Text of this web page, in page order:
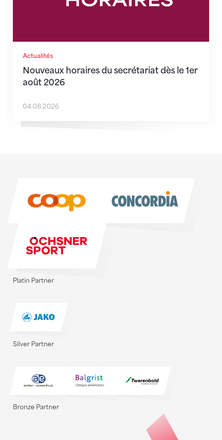
Actualités
Nouveaux horaires du secrétariat dès le 1er
août 2026
04.08.2026
Platin Partner
Silver Partner
Bronze Partner